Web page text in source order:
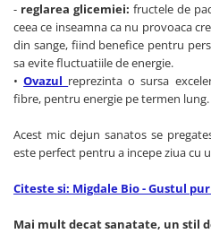
Specialitati si produse asiatice
- reglarea glicemiei: fructele de
ceea ce inseamna ca nu provoaca
din sange, fiind benefice pentru
sa evite fluctuatiile de energie.
•Ovazul reprezinta o sursa
fibre, pentru energie pe termen lung.
Acest mic dejun sanatos se
este perfect pentru a incepe ziua cu
Citeste si: Migdale Bio - Gustul
Mai mult decat sanatate, un stil